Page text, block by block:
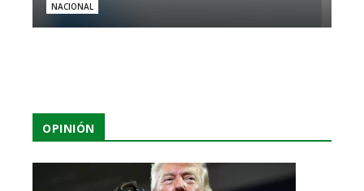
NACIONAL
OPINIÓN